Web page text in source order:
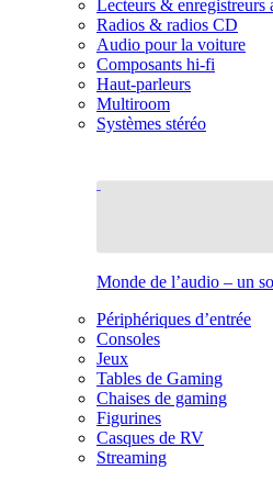
Lecteurs & enregistreurs
Radios & radios CD
Audio pour la voiture
Composants hi-fi
Haut-parleurs
Multiroom
Systèmes stéréo
Monde de l’audio – un
Périphériques d’entrée
Consoles
Jeux
Tables de Gaming
Chaises de gaming
Figurines
Casques de RV
Streaming